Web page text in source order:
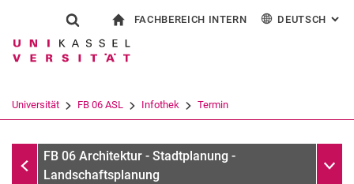
Springe direkt zu: Inhalt
Springe direkt zu: Suche
Springe direkt zu:
Suchformular
Suchbegriff
Suchen (öffnet externen Link in einem
FACHBEREICH INTERN DEUTSCH :
Universität FB 06 ASL Infothek Termin
InfothekFB 06 Architektur - Stadtplanung -
Landschaftsplanung